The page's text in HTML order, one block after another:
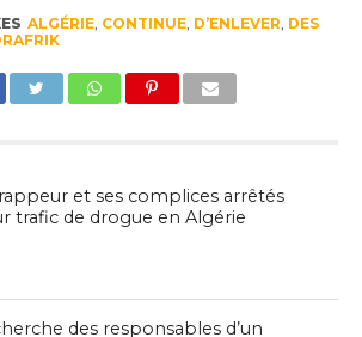
ALGÉRIE, CONTINUE, D’ENLEVER, DES
et ses complices arrêtés
trafic de drogue en Algérie
des responsables d’un